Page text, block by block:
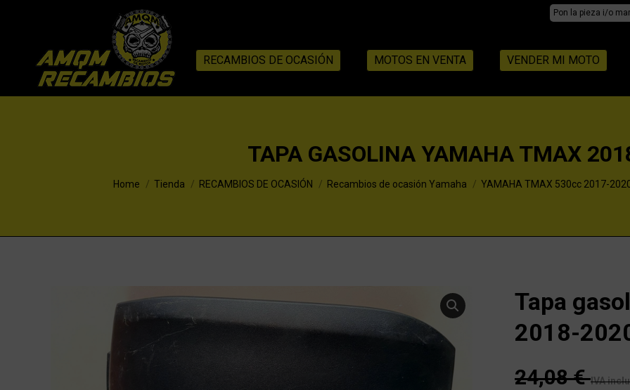
Search:
RECAMBIOS DE OCASIÓN MOTOS EN VENTA VENDER MI MOTO
TAPA GASOLINA YAMAHA TMAX
You are here:
Home Tienda RECAMBIOS DE OCASIÓN Recambios de ocasión Yamaha YAMAHA TMAX 530cc 2017-
Tapa
2018-
24,08€ IVA